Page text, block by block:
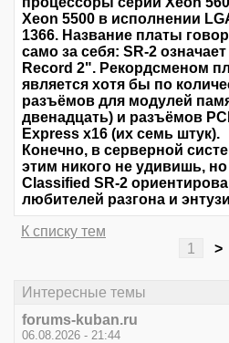
Xeon 5500 в исполнении
1366. Название платы
само за себя: SR-2
Record 2". Рекордсменом
является хотя бы по
разъёмов для модулей
двенадцать) и разъёмов PCI
Express x16 (их семь штук).
Конечно, в серверной
этим никого не удивишь, но
Classified SR-2
любителей разгона и
К списку тем
1
>
Интересные темы
forums-kuban.ru
06.08.2026 - 21:44